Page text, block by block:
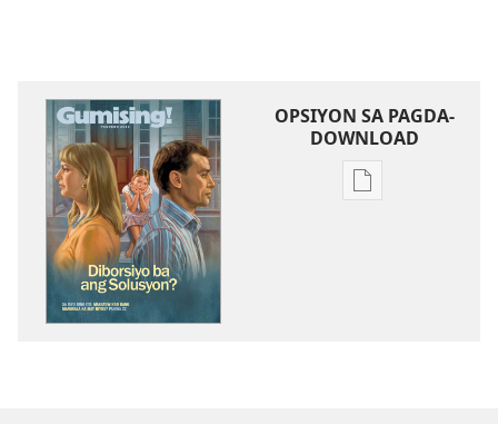
OPSIYON SA PAGDA-
DOWNLOAD
Opsiyon